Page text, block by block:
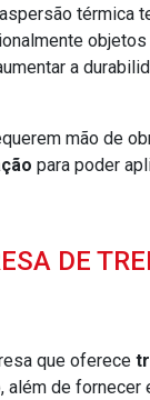
térmica
a
mão de
para poder
DE
que oferece
além de